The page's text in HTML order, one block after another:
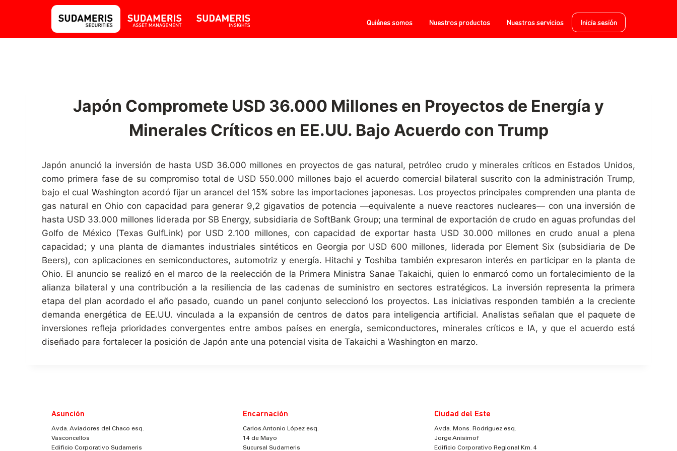
Quiénes somos Nuestros productos Nuestros servicios Inicia sesión
Japón Compromete USD 36.000 Millones en Proyectos de Energía y
Minerales Críticos en EE.UU. Bajo Acuerdo con Trump
Japón anunció la inversión de hasta USD 36.000 millones en proyectos de gas natural, petróleo crudo y minerales críticos en Estados Unidos,
como primera fase de su compromiso total de USD 550.000 millones bajo el acuerdo comercial bilateral suscrito con la administración Trump,
bajo el cual Washington acordó fijar un arancel del 15% sobre las importaciones japonesas. Los proyectos principales comprenden una planta de
gas natural en Ohio con capacidad para generar 9,2 gigavatios de potencia —equivalente a nueve reactores nucleares— con una inversión de
hasta USD 33.000 millones liderada por SB Energy, subsidiaria de SoftBank Group; una terminal de exportación de crudo en aguas profundas del
Golfo de México (Texas GulfLink) por USD 2.100 millones, con capacidad de exportar hasta USD 30.000 millones en crudo anual a plena
capacidad; y una planta de diamantes industriales sintéticos en Georgia por USD 600 millones, liderada por Element Six (subsidiaria de De
Beers), con aplicaciones en semiconductores, automotriz y energía. Hitachi y Toshiba también expresaron interés en participar en la planta de
Ohio. El anuncio se realizó en el marco de la reelección de la Primera Ministra Sanae Takaichi, quien lo enmarcó como un fortalecimiento de la
alianza bilateral y una contribución a la resiliencia de las cadenas de suministro en sectores estratégicos. La inversión representa la primera
etapa del plan acordado el año pasado, cuando un panel conjunto seleccionó los proyectos. Las iniciativas responden también a la creciente
demanda energética de EE.UU. vinculada a la expansión de centros de datos para inteligencia artificial. Analistas señalan que el paquete de
inversiones refleja prioridades convergentes entre ambos países en energía, semiconductores, minerales críticos e IA, y que el acuerdo está
diseñado para fortalecer la posición de Japón ante una potencial visita de Takaichi a Washington en marzo.
Asunción
Avda. Aviadores del Chaco esq.
Vasconcellos
Edificio Corporativo Sudameris
Encarnación
Carlos Antonio López esq.
14 de Mayo
Sucursal Sudameris
Ciudad del Este
Avda. Mons. Rodriguez esq.
Jorge Anisimof
Edificio Corporativo Regional Km. 4